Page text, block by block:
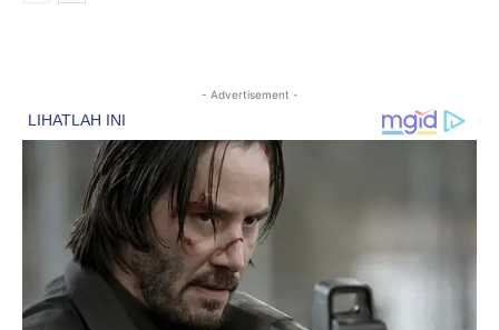
- Advertisement -